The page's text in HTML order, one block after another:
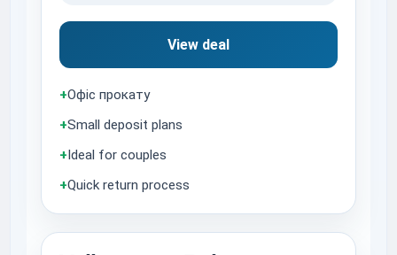
View deal
+Офіс прокату
+Small deposit plans
+Ideal for couples
+Quick return process